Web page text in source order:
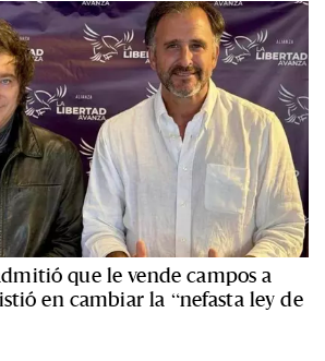
que le vende campos a
en cambiar la “nefasta ley de